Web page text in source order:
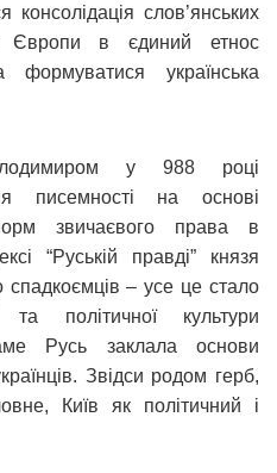
слов’янських
Європи в єдиний етнос
формуватися українська
у 988 році
писемності на основі
звичаєвого права в
“Руській правді” князя
– усе це стало
політичної культури
Русь заклала основи
Звідси родом герб,
Київ як політичний і